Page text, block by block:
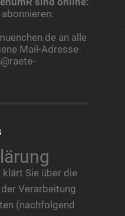
an alle
Mail-Adresse
Sie über die
Verarbeitung
(nachfolgend